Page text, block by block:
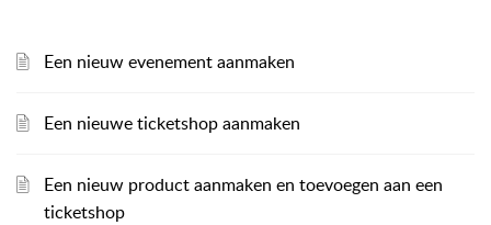
Een nieuw evenement aanmaken
Een nieuwe ticketshop aanmaken
Een nieuw product aanmaken en toevoegen aan een
ticketshop